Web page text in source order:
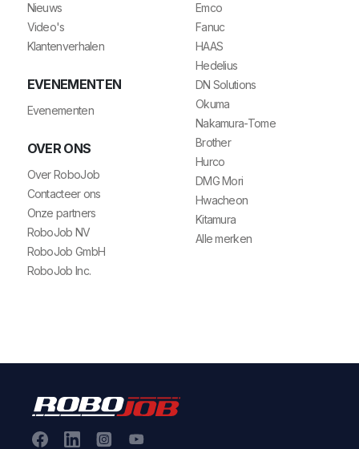
Nieuws
Video's
Klantenverhalen
EVENEMENTEN
Evenementen
OVER ONS
Over RoboJob
Contacteer ons
Onze partners
RoboJob NV
RoboJob GmbH
RoboJob Inc.
Emco
Fanuc
HAAS
Hedelius
DN Solutions
Okuma
Nakamura-Tome
Brother
Hurco
DMG Mori
Hwacheon
Kitamura
Alle merken